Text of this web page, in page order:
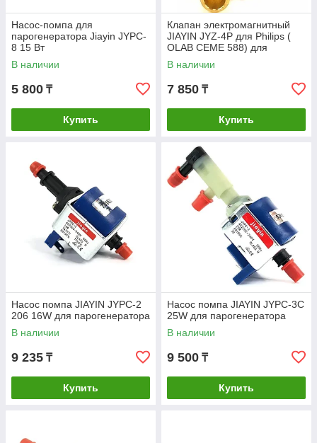
Насос-помпа для
парогенератора Jiayin JYPC-
8 15 Вт
В наличии
5 800 ₸
Купить
Клапан электромагнитный
JIAYIN JYZ-4P для Philips (
OLAB CEME 588) для
парогенератора
В наличии
7 850 ₸
Купить
Насос помпа JIAYIN JYPC-2
206 16W для парогенератора
В наличии
9 235 ₸
Купить
Насос помпа JIAYIN JYPC-3C
25W для парогенератора
В наличии
9 500 ₸
Купить